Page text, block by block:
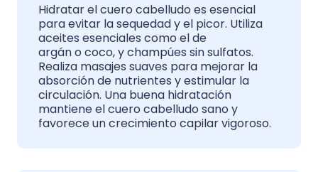
Hidratar el cuero cabelludo es esencial
para evitar la sequedad y el picor. Utiliza
aceites esenciales como el de
argán o coco, y champúes sin sulfatos.
Realiza masajes suaves para mejorar la
absorción de nutrientes y estimular la
circulación. Una buena hidratación
mantiene el cuero cabelludo sano y
favorece un crecimiento capilar vigoroso.